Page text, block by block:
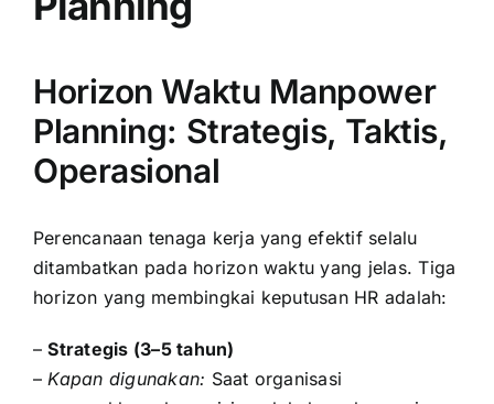
Horizon Waktu Manpower
Planning: Strategis, Taktis,
Operasional
Perencanaan tenaga kerja yang efektif selalu
ditambatkan pada horizon waktu yang jelas. Tiga
horizon yang membingkai keputusan HR adalah:
–Strategis (3–5 tahun)
– Kapan digunakan: Saat organisasi